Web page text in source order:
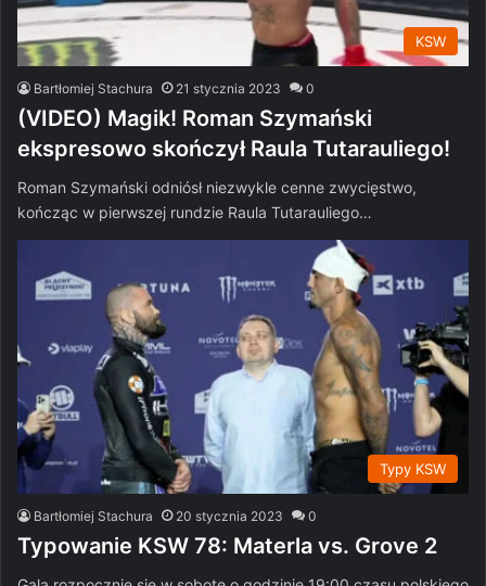
KSW
Bartłomiej Stachura 21 stycznia 2023 0
(VIDEO) Magik! Roman Szymański
ekspresowo skończył Raula Tutarauliego!
Roman Szymański odniósł niezwykle cenne zwycięstwo,
kończąc w pierwszej rundzie Raula Tutarauliego…
Typy KSW
Bartłomiej Stachura 20 stycznia 2023 0
Typowanie KSW 78: Materla vs. Grove 2